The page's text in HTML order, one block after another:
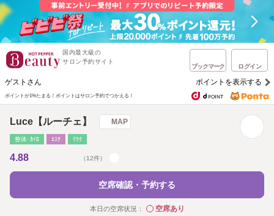
国内最大級の
サロン予約サイト
ブックマーク ログイン
ゲストさん ポイントを表示する
ポイントが1%たまる！ ポイントはサロン予約でつかえる！
Luce【ルーチェ】 MAP
整体･ｶｲﾛ ｴｽﾃ ﾘﾗｸ
4.88 （12件）
空席確認・予約する
本日の空席状況： ◯空席あり